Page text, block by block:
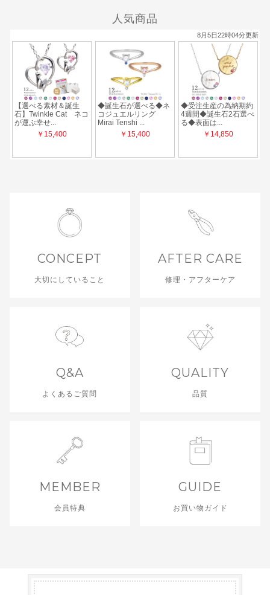
人気商品
CONCEPT
大切にしていること
AFTER CARE
修理・アフターケア
Q&A
よくあるご質問
QUALITY
品質
MEMBER
会員特典
GUIDE
お買い物ガイド